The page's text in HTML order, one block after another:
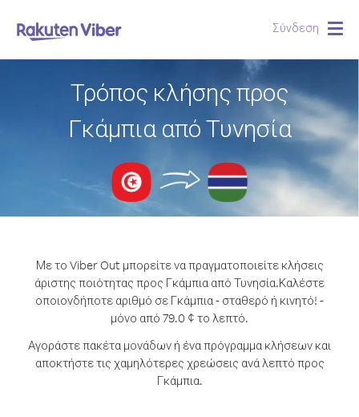
Σύνδεση
Τρόπος κλήσης προς
Γκάμπια από Τυνησία
Με το Viber Out μπορείτε να πραγματοποιείτε κλήσεις
άριστης ποιότητας προς Γκάμπια από Τυνησία.Καλέστε
οποιονδήποτε αριθμό σε Γκάμπια - σταθερό ή κινητό! -
μόνο από 79.0 ¢ το λεπτό.
Αγοράστε πακέτα μονάδων ή ένα πρόγραμμα κλήσεων και
αποκτήστε τις χαμηλότερες χρεώσεις ανά λεπτό προς
Γκάμπια.